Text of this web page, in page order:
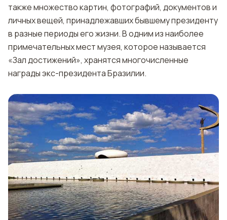
также множество картин, фотографий, документов и
личных вещей, принадлежавших бывшему президенту
в разные периоды его жизни. В одним из наиболее
примечательных мест музея, которое называется
«Зал достижений», хранятся многочисленные
награды экс-президента Бразилии.